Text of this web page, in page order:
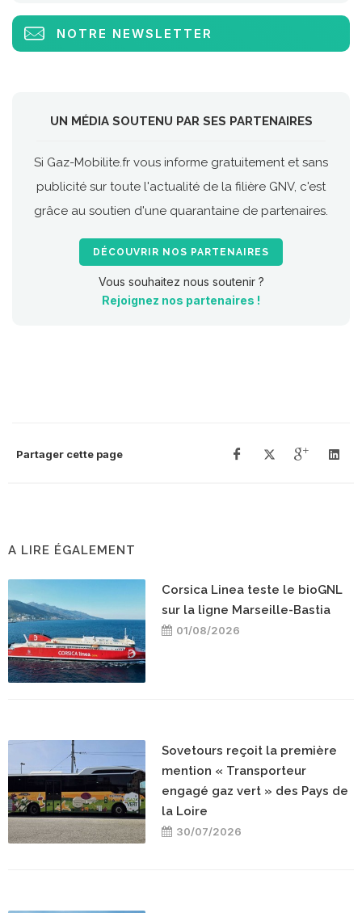
NOTRE NEWSLETTER
UN MÉDIA SOUTENU PAR SES PARTENAIRES
Si Gaz-Mobilite.fr vous informe gratuitement et sans
publicité sur toute l'actualité de la filière GNV, c'est
grâce au soutien d'une quarantaine de partenaires.
DÉCOUVRIR NOS PARTENAIRES
Vous souhaitez nous soutenir ?
Rejoignez nos partenaires !
Partager cette page
A LIRE ÉGALEMENT
Corsica Linea teste le bioGNL
sur la ligne Marseille-Bastia
01/08/2026
Sovetours reçoit la première
mention « Transporteur
engagé gaz vert » des Pays de
la Loire
30/07/2026